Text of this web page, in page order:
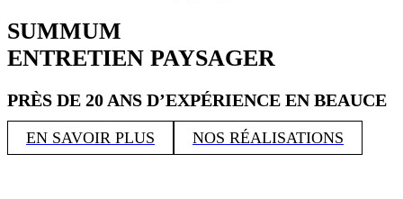
SUMMUM
ENTRETIEN PAYSAGER
PRÈS DE 20 ANS D’EXPÉRIENCE EN BEAUCE
EN SAVOIR PLUS NOS RÉALISATIONS